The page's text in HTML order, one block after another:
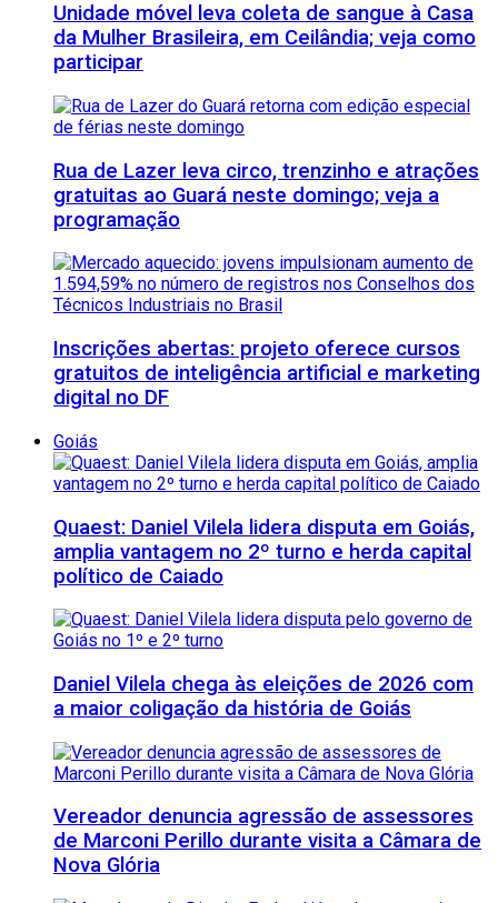
Unidade móvel leva coleta de sangue à Casa
da Mulher Brasileira, em Ceilândia; veja como
participar
Rua de Lazer leva circo, trenzinho e atrações
gratuitas ao Guará neste domingo; veja a
programação
Inscrições abertas: projeto oferece cursos
gratuitos de inteligência artificial e marketing
digital no DF
Goiás
Quaest: Daniel Vilela lidera disputa em Goiás,
amplia vantagem no 2º turno e herda capital
político de Caiado
Daniel Vilela chega às eleições de 2026 com
a maior coligação da história de Goiás
Vereador denuncia agressão de assessores
de Marconi Perillo durante visita a Câmara de
Nova Glória